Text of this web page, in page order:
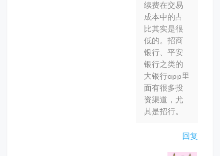
续费在交易
成本中的占
比其实是很
低的。招商
银行、平安
银行之类的
大银行app里
面有很多投
资渠道，尤
其是招行。
回复